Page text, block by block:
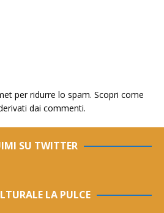
per ridurre lo spam. Scopri come
dai commenti.
SU TWITTER
LA PULCE